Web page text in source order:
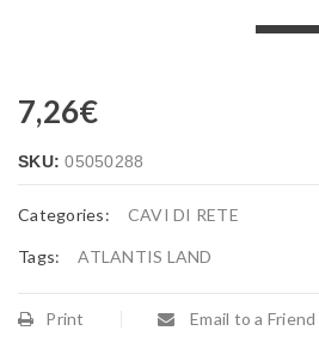
7,26€
SKU:05050288
Categories: CAVI DI RETE
Tags: ATLANTIS LAND
Print Email to a Friend